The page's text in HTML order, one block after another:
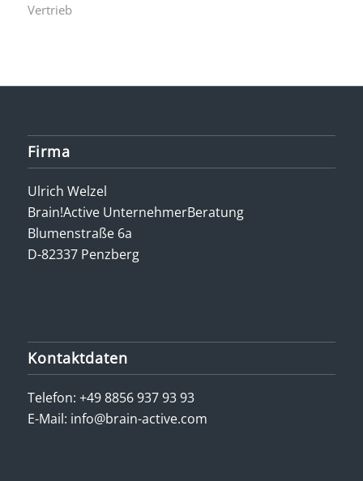
Vertrieb
Firma
Ulrich Welzel
Brain!Active UnternehmerBeratung
Blumenstraße 6a
D-82337 Penzberg
Kontaktdaten
Telefon: +49 8856 937 93 93
E-Mail: info@brain-active.com